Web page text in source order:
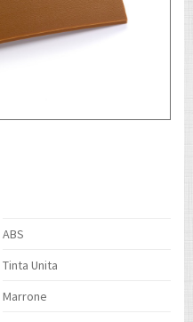
ABS
Tinta Unita
Marrone